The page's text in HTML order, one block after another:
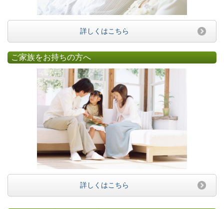
詳しくはこちら
ご家族をお持ちの方へ
詳しくはこちら